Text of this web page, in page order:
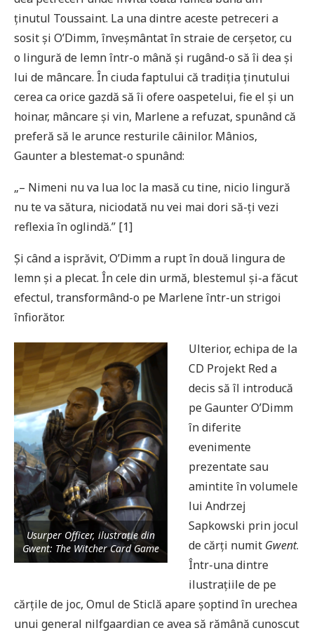
ținutul Toussaint. La una dintre aceste petreceri a
sosit și O’Dimm, înveșmântat în straie de cerșetor, cu
o lingură de lemn într-o mână și rugând-o să îi dea și
lui de mâncare. În ciuda faptului că tradiția ținutului
cerea ca orice gazdă să îi ofere oaspetelui, fie el și un
hoinar, mâncare și vin, Marlene a refuzat, spunând că
preferă să le arunce resturile câinilor. Mânios,
Gaunter a blestemat-o spunând:
„– Nimeni nu va lua loc la masă cu tine, nicio lingură
nu te va sătura, niciodată nu vei mai dori să-ți vezi
reflexia în oglindă.” [1]
Și când a isprăvit, O’Dimm a rupt în două lingura de
lemn și a plecat. În cele din urmă, blestemul și-a făcut
efectul, transformând-o pe Marlene într-un strigoi
înfiorător.
Usurper Officer, ilustraţie din
Gwent: The Witcher Card Game
Ulterior, echipa de la
CD Projekt Red a
decis să îl introducă
pe Gaunter O’Dimm
în diferite
evenimente
prezentate sau
amintite în volumele
lui Andrzej
Sapkowski prin jocul
de cărți numit Gwent.
Într-una dintre
ilustrațiile de pe
cărțile de joc, Omul de Sticlă apare șoptind în urechea
unui general nilfgaardian ce avea să rămână cunoscut